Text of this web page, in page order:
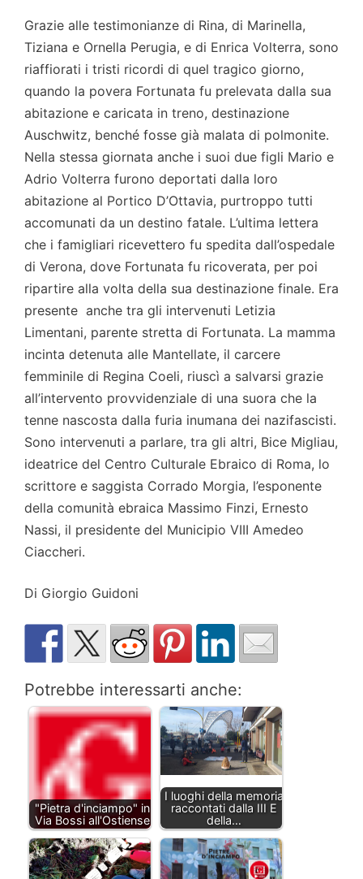
Grazie alle testimonianze di Rina, di Marinella,
Tiziana e Ornella Perugia, e di Enrica Volterra, sono
riaffiorati i tristi ricordi di quel tragico giorno,
quando la povera Fortunata fu prelevata dalla sua
abitazione e caricata in treno, destinazione
Auschwitz, benché fosse già malata di polmonite.
Nella stessa giornata anche i suoi due figli Mario e
Adrio Volterra furono deportati dalla loro
abitazione al Portico D’Ottavia, purtroppo tutti
accomunati da un destino fatale. L’ultima lettera
che i famigliari ricevettero fu spedita dall’ospedale
di Verona, dove Fortunata fu ricoverata, per poi
ripartire alla volta della sua destinazione finale. Era
presente anche tra gli intervenuti Letizia
Limentani, parente stretta di Fortunata. La mamma
incinta detenuta alle Mantellate, il carcere
femminile di Regina Coeli, riuscì a salvarsi grazie
all’intervento provvidenziale di una suora che la
tenne nascosta dalla furia inumana dei nazifascisti.
Sono intervenuti a parlare, tra gli altri, Bice Migliau,
ideatrice del Centro Culturale Ebraico di Roma, lo
scrittore e saggista Corrado Morgia, l’esponente
della comunità ebraica Massimo Finzi, Ernesto
Nassi, il presidente del Municipio VIII Amedeo
Ciaccheri.
Di Giorgio Guidoni
Potrebbe interessarti anche:
"Pietra d'inciampo" in
Via Bossi all'Ostiense
I luoghi della memoria
raccontati dalla III E
della…